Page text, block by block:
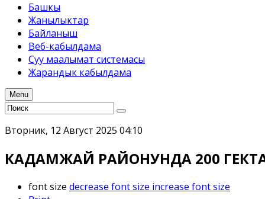
Башкы
Жанылыктар
Байланыш
Веб-кабылдама
Суу маалымат системасы
Жарандык кабылдама
Menu
Вторник, 12 Август 2025 04:10
КАДАМЖАЙ РАЙОНУНДА 200
font size decrease font size increase font size